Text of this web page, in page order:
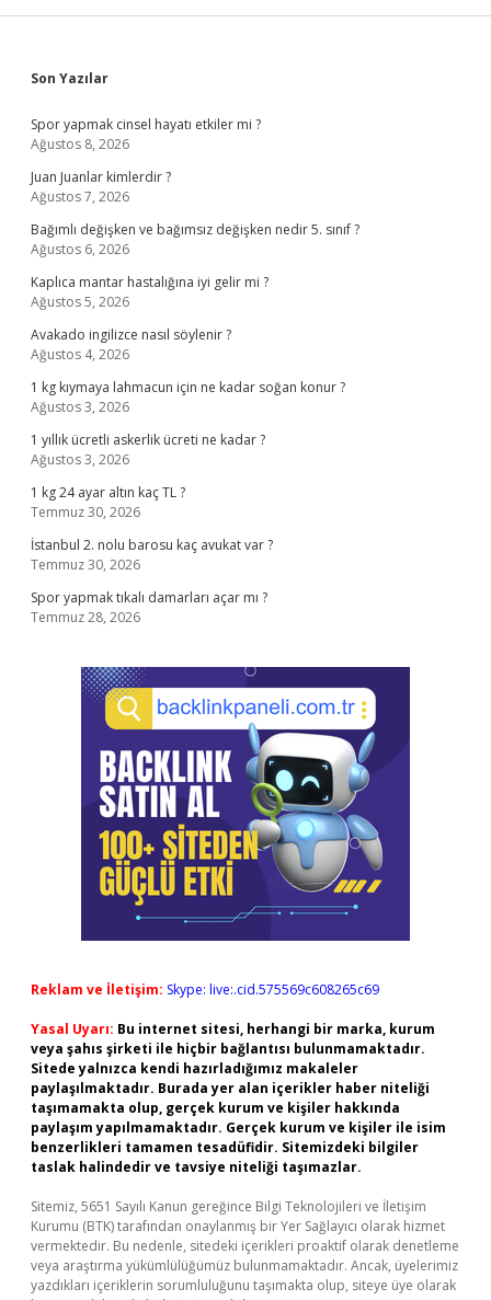
Sidebar
Son Yazılar
Spor yapmak cinsel hayatı etkiler mi ?
Ağustos 8, 2026
Juan Juanlar kimlerdir ?
Ağustos 7, 2026
Bağımlı değişken ve bağımsız değişken nedir 5. sınıf ?
Ağustos 6, 2026
Kaplıca mantar hastalığına iyi gelir mi ?
Ağustos 5, 2026
Avakado ingilizce nasıl söylenir ?
Ağustos 4, 2026
1 kg kıymaya lahmacun için ne kadar soğan konur ?
Ağustos 3, 2026
1 yıllık ücretli askerlik ücreti ne kadar ?
Ağustos 3, 2026
1 kg 24 ayar altın kaç TL ?
Temmuz 30, 2026
İstanbul 2. nolu barosu kaç avukat var ?
Temmuz 30, 2026
Spor yapmak tıkalı damarları açar mı ?
Temmuz 28, 2026
Reklam ve İletişim: Skype: live:.cid.575569c608265c69
Yasal Uyarı: Bu internet sitesi, herhangi bir marka, kurum
veya şahıs şirketi ile hiçbir bağlantısı bulunmamaktadır.
Sitede yalnızca kendi hazırladığımız makaleler
paylaşılmaktadır. Burada yer alan içerikler haber niteliği
taşımamakta olup, gerçek kurum ve kişiler hakkında
paylaşım yapılmamaktadır. Gerçek kurum ve kişiler ile isim
benzerlikleri tamamen tesadüfidir. Sitemizdeki bilgiler
taslak halindedir ve tavsiye niteliği taşımazlar.
Sitemiz, 5651 Sayılı Kanun gereğince Bilgi Teknolojileri ve İletişim
Kurumu (BTK) tarafından onaylanmış bir Yer Sağlayıcı olarak hizmet
vermektedir. Bu nedenle, sitedeki içerikleri proaktif olarak denetleme
veya araştırma yükümlülüğümüz bulunmamaktadır. Ancak, üyelerimiz
yazdıkları içeriklerin sorumluluğunu taşımakta olup, siteye üye olarak